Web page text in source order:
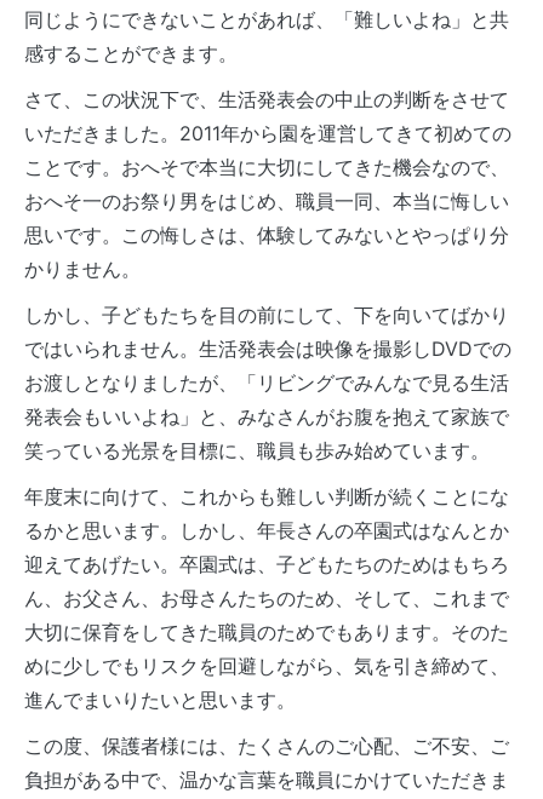
同じようにできないことがあれば、「難しいよね」と共
感することができます。
さて、この状況下で、生活発表会の中止の判断をさせて
いただきました。2011年から園を運営してきて初めての
ことです。おへそで本当に大切にしてきた機会なので、
おへそ一のお祭り男をはじめ、職員一同、本当に悔しい
思いです。この悔しさは、体験してみないとやっぱり分
かりません。
しかし、子どもたちを目の前にして、下を向いてばかり
ではいられません。生活発表会は映像を撮影しDVDでの
お渡しとなりましたが、「リビングでみんなで見る生活
発表会もいいよね」と、みなさんがお腹を抱えて家族で
笑っている光景を目標に、職員も歩み始めています。
年度末に向けて、これからも難しい判断が続くことにな
るかと思います。しかし、年長さんの卒園式はなんとか
迎えてあげたい。卒園式は、子どもたちのためはもちろ
ん、お父さん、お母さんたちのため、そして、これまで
大切に保育をしてきた職員のためでもあります。そのた
めに少しでもリスクを回避しながら、気を引き締めて、
進んでまいりたいと思います。
この度、保護者様には、たくさんのご心配、ご不安、ご
負担がある中で、温かな言葉を職員にかけていただきま